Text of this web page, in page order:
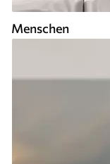
Menschen